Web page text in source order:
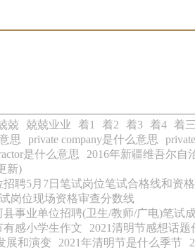
兢 兢兢业业 着1 着2 着3 着4 着
思 private company是什么意思
是什么意思
2016年新疆维吾尔自
新)
招聘5月7日笔试岗位笔试合格线和资
岗位现场资格审查分数线
县事业单位招聘(卫生/教师/广电)笔试
有感小学生作文 2021清明节感想话题
展和演变 2021年清明节是什么季节